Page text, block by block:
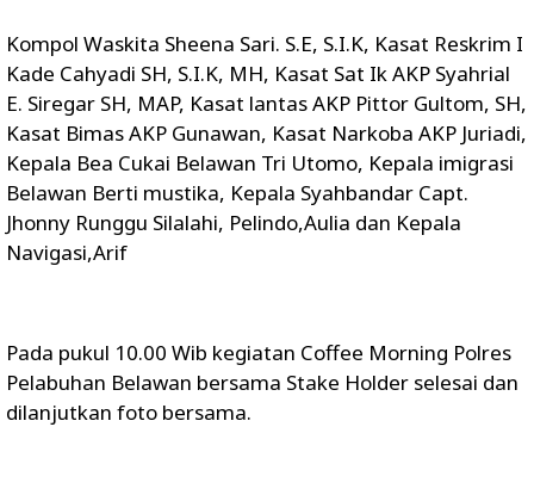
Kompol Waskita Sheena Sari. S.E, S.I.K, Kasat Reskrim I
Kade Cahyadi SH, S.I.K, MH, Kasat Sat Ik AKP Syahrial
E. Siregar SH, MAP, Kasat lantas AKP Pittor Gultom, SH,
Kasat Bimas AKP Gunawan, Kasat Narkoba AKP Juriadi,
Kepala Bea Cukai Belawan Tri Utomo, Kepala imigrasi
Belawan Berti mustika, Kepala Syahbandar Capt.
Jhonny Runggu Silalahi, Pelindo,Aulia dan Kepala
Navigasi,Arif
Pada pukul 10.00 Wib kegiatan Coffee Morning Polres
Pelabuhan Belawan bersama Stake Holder selesai dan
dilanjutkan foto bersama.